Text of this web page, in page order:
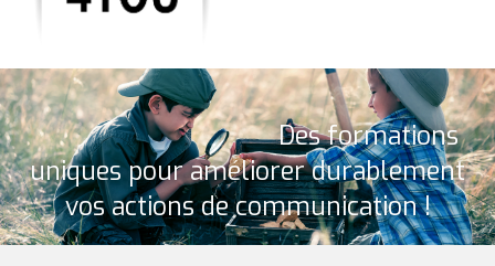
Des formations
uniques pour améliorer durablement
vos actions de communication !